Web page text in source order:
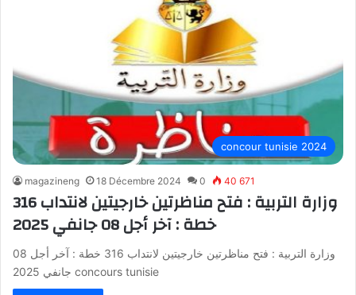
concour tunisie 2024
magazineng 18 Décembre 2024 0 40 671
وزارة التربية : فتح مناظرتين خارجيتين لانتداب 316
خطة : آخر أجل 08 جانفي 2025
وزارة التربية : فتح مناظرتين خارجيتين لانتداب 316 خطة : آخر أجل 08
جانفي 2025 concours tunisie